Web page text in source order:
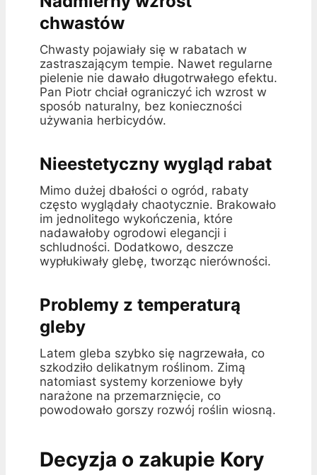
chwastów
Chwasty pojawiały się w rabatach w
zastraszającym tempie. Nawet regularne
pielenie nie dawało długotrwałego efektu.
Pan Piotr chciał ograniczyć ich wzrost w
sposób naturalny, bez konieczności
używania herbicydów.
Nieestetyczny wygląd rabat
Mimo dużej dbałości o ogród, rabaty
często wyglądały chaotycznie. Brakowało
im jednolitego wykończenia, które
nadawałoby ogrodowi elegancji i
schludności. Dodatkowo, deszcze
wypłukiwały glebę, tworząc nierówności.
Problemy z temperaturą
gleby
Latem gleba szybko się nagrzewała, co
szkodziło delikatnym roślinom. Zimą
natomiast systemy korzeniowe były
narażone na przemarznięcie, co
powodowało gorszy rozwój roślin wiosną.
Decyzja o zakupie Kory